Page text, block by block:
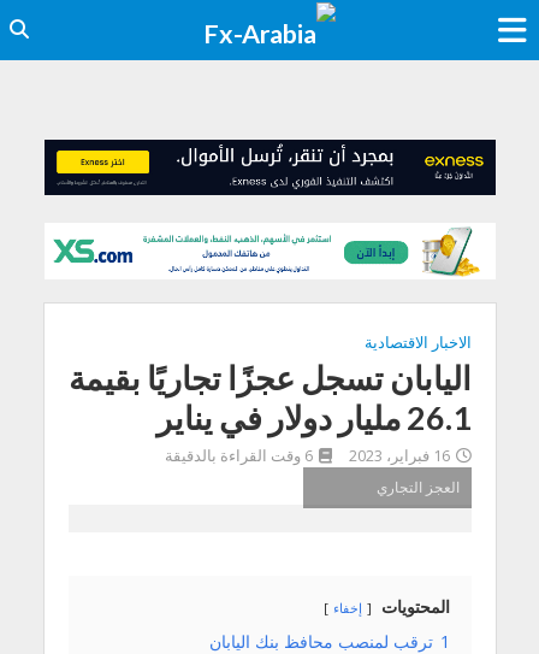
الاخبار الاقتصادية
اليابان تسجل عجزًا تجاريًا بقيمة
26.1 مليار دولار في يناير
16 فبراير، 2023
6 وقت القراءة بالدقيقة
العجز التجاري
المحتويات إخفاء
1 ترقب لمنصب محافظ بنك اليابان